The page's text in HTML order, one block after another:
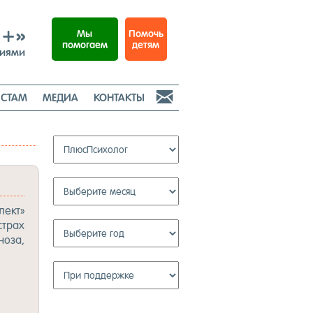
Мы
помогаем
Помочь
детям
МЕДИА КОНТАКТЫ 